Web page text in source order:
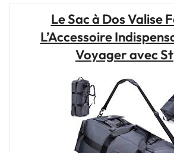
:
vos
Le Sac à Dos Valise
L’Accessoire
Voyager avec